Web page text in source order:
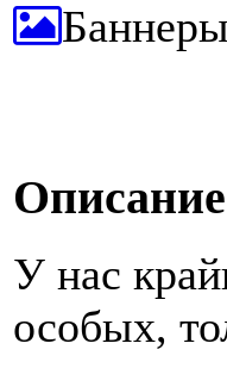
Баннеры
У нас
особых,